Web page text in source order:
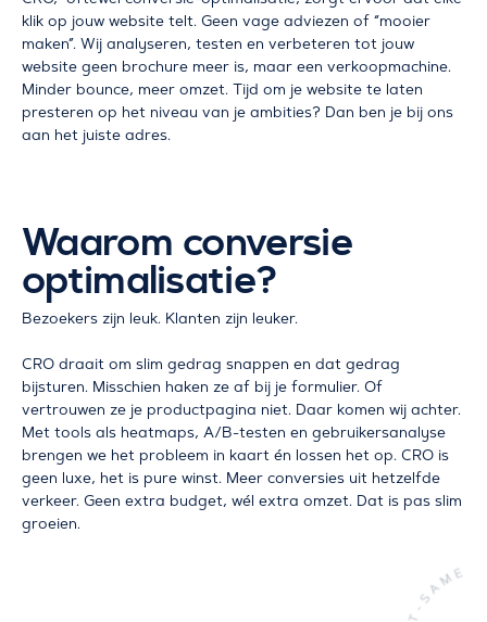
klik op jouw website telt. Geen vage adviezen of “mooier
maken”. Wij analyseren, testen en verbeteren tot jouw
website geen brochure meer is, maar een verkoopmachine.
Minder bounce, meer omzet. Tijd om je website te laten
presteren op het niveau van je ambities? Dan ben je bij ons
aan het juiste adres.
Waarom conversie
optimalisatie?
Bezoekers zijn leuk. Klanten zijn leuker.
CRO draait om slim gedrag snappen en dat gedrag
bijsturen. Misschien haken ze af bij je formulier. Of
vertrouwen ze je productpagina niet. Daar komen wij achter.
Met tools als heatmaps, A/B-testen en gebruikersanalyse
brengen we het probleem in kaart én lossen het op. CRO is
geen luxe, het is pure winst. Meer conversies uit hetzelfde
verkeer. Geen extra budget, wél extra omzet. Dat is pas slim
groeien.